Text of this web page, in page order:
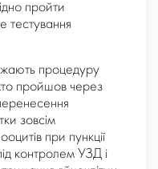
пройти
тестування
процедуру
пройшов через
зовсім
при пункції
контролем УЗД і